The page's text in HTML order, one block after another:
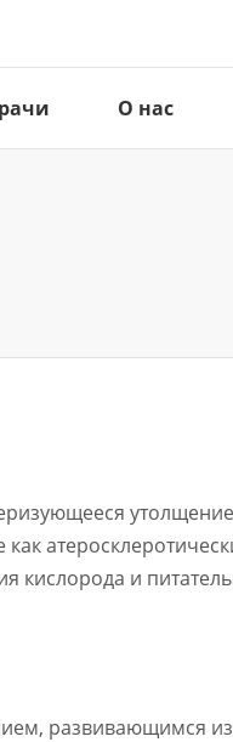
О нас
кислорода и
развивающимся